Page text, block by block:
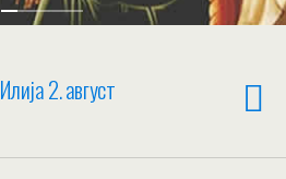
2. август